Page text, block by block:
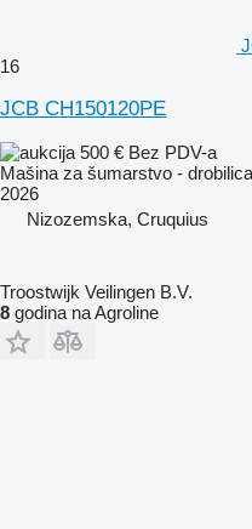
16
JCB CH150120PE
500 € Bez PDV-a
Mašina za šumarstvo -
2026
Nizozemska, Cruquius
Troostwijk Veilingen B.V.
8 godina na Agroline